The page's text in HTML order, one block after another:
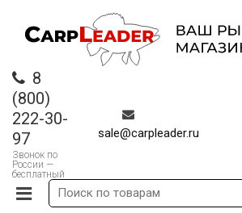
8
(800)
222-30-
97
Звонок по
России —
бесплатный
sale@carpleader.ru